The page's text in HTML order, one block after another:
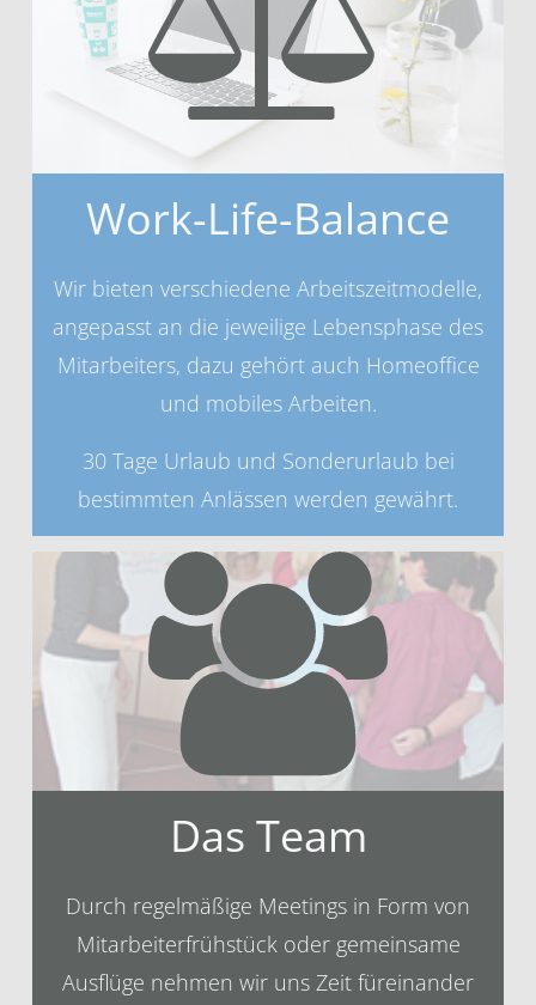
Work-Life-Balance
Wir bieten verschiedene Arbeitszeitmodelle,
angepasst an die jeweilige Lebensphase des
Mitarbeiters, dazu gehört auch Homeoffice
und mobiles Arbeiten.
30 Tage Urlaub und Sonderurlaub bei
bestimmten Anlässen werden gewährt.
Das Team
Durch regelmäßige Meetings in Form von
Mitarbeiterfrühstück oder gemeinsame
Ausflüge nehmen wir uns Zeit füreinander